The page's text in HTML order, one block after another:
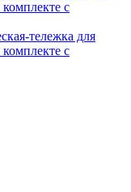
тележка для
с